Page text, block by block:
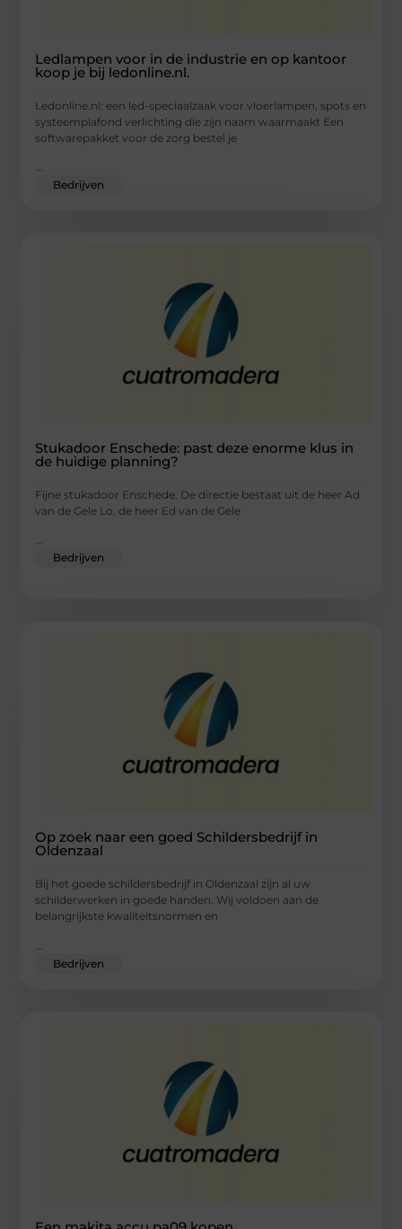
Ledlampen voor in de industrie en op kantoor
koop je bij ledonline.nl.
Ledonline.nl: een led-speciaalzaak voor vloerlampen, spots en
systeemplafond verlichting die zijn naam waarmaakt Een
softwarepakket voor de zorg bestel je
...
Bedrijven
Stukadoor Enschede: past deze enorme klus in
de huidige planning?
Fijne stukadoor Enschede. De directie bestaat uit de heer Ad
van de Gele Lo, de heer Ed van de Gele
...
Bedrijven
Op zoek naar een goed Schildersbedrijf in
Oldenzaal
Bij het goede schildersbedrijf in Oldenzaal zijn al uw
schilderwerken in goede handen. Wij voldoen aan de
belangrijkste kwaliteitsnormen en
Bedrijven